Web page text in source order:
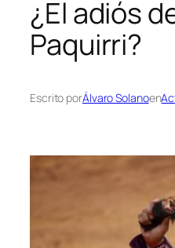
¿El adiós
Paquirri?
Escrito porÁlvaro Solanoen